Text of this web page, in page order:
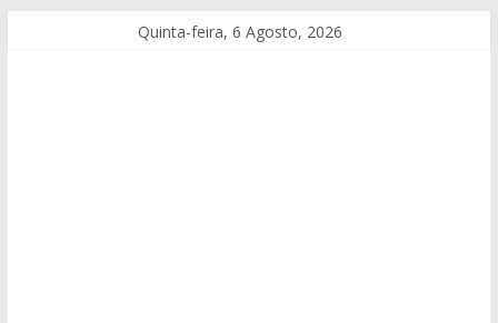
Quinta-feira, 6 Agosto, 2026